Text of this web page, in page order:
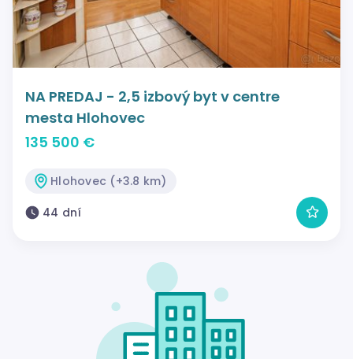
NA PREDAJ - 2,5 izbový byt v centre
mesta Hlohovec
135 500 €
Hlohovec (+3.8 km)
44 dní